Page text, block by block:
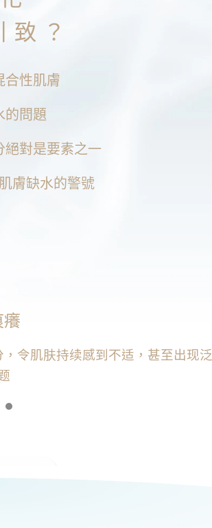
致？
合性肌膚
的問題
絕對是要素之一
膚缺水的警號
脱皮屑，导致无法发挥皮肤的屏障